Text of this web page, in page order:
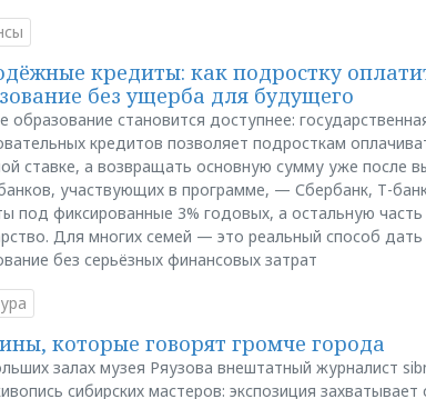
кредиты: как подростку
без ущерба для будущего
образование становится доступнее:
кредитов позволяет подросткам
ставке, а возвращать основную сумму уже после
участвующих в программе, — Сбербанк, Т-
под фиксированные 3% годовых, а остальную
Для многих семей — это реальный способ дать
без серьёзных финансовых затрат
которые говорят громче города
залах музея Ряузова внештатный журналист
сибирских мастеров: экспозиция